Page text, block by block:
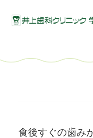
食後すぐの歯み